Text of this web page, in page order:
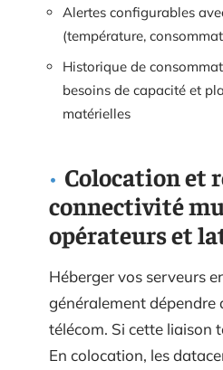
Alertes configurables
(température,
Historique de
besoins de capacité et
matérielles
Colocation et
connectivité
opérateurs et
Héberger vos serveurs
généralement dépendre
télécom. Si cette liaison
En colocation, les